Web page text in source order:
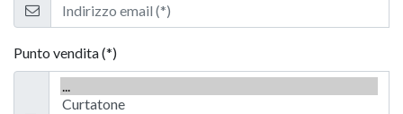
Punto vendita (*)